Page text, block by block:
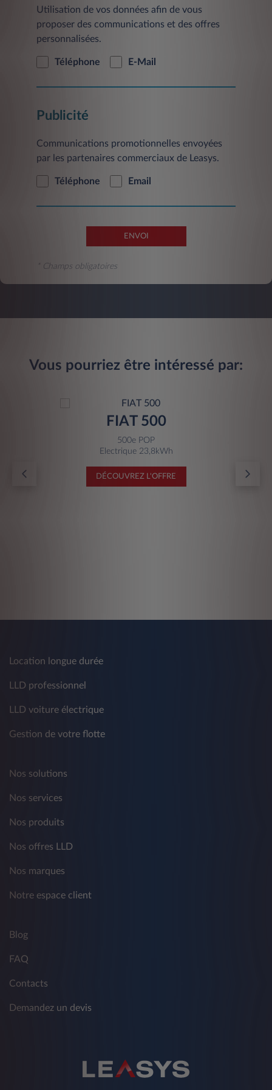
suppression concernant l’ensemble de vos
vous pouvez le faire à tout moment, sans frais,
en adressant votre demande à l’adresse mail
suivante: contact@leasys.com
postal à l’adresse suivante: Leasys France-
Utilisation de vos données afin de vous
proposer des communications et des offres
personnalisées.
Téléphone E-Mail
Publicité
Communications promotionnelles envoyées
par les partenaires commerciaux de Leasys.
Téléphone Email
ENVOI
* Champs obligatoires
Vous pourriez être intéressé par:
FIAT 500
500e POP
Electrique 23,8kWh
DÉCOUVREZ L'OFFRE
Location longue durée
LLD professionnel
LLD voiture électrique
Gestion de votre flotte
Nos solutions
Nos services
Nos produits
Nos offres LLD
Nos marques
Notre espace client
Blog
FAQ
Contacts
Demandez un devis